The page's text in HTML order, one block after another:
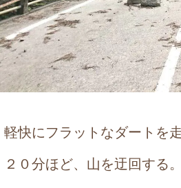
快にフラットなダートを
０分ほど、山を迂回する